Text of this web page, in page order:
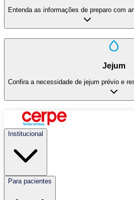
Entenda as informações de preparo com
Jejum
Confira a necessidade de jejum prévio e
Institucional
Para pacientes